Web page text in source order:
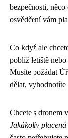
bezpečnosti, něco
osvědčení vám
Co když ale
poblíž letiště
Musíte požádat
dělat, vyhodnotíte
Chcete s dronem
Jakákoliv